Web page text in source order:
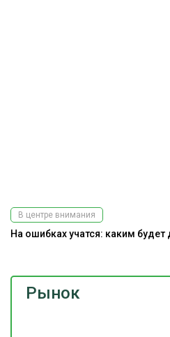
Рынок
В центре внимания
На ошибках учатся: каким